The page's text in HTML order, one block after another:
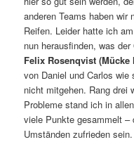
anderen Teams haben wir
Reifen. Leider hatte ich
nun herausfinden, was der
Felix Rosenqvist
von Daniel und Carlos
nicht mitgehen. Rang drei
Probleme stand ich in
viele Punkte gesammelt
Umständen zufrieden sein.